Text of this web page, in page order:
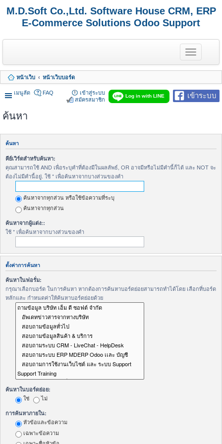
M.D.Soft Co.,Ltd. Software House CRM, ERP
E-Commerce Solutions Odoo Support
T
o
g
l
e
n
a
a
i
หน้าเว็บ หน้าเว็บบอร์ด
เมนูลัด เข้าระบบ
Log in with LINE
FAQ
เข้าสู่ระบบ
สมัครสมาชิก
ค้นหา
ค้นหา
คีย์เวิร์ดสำหรับค้นหา:
คุณสามารถใช้ AND เพื่อระบุคำที่ต้องมีในผลลัพธ์, OR อาจมีหรือไม่มีคำนี้ก็ได้ และ NOT จะ
ต้องไม่มีคำนี้อยู่. ใช้ * เพื่อค้นหาจากบางส่วนของคำ
ค้นหาจากทุกส่วน หรือใช้ข้อความที่ระบุ
ค้นหาจากทุกส่วน
ค้นหาจากผู้แต่ง::
ใช้ * เพื่อค้นหาจากบางส่วนของคำ
ตั้งค่าการค้นหา
ค้นหาในฟอรั่ม:
กรุณาเลือกบอร์ด ในการค้นหา หากต้องการค้นหาบอร์ดย่อยสามารถทำได้โดย เลือกที่บอร์ด
หลักและ กำหนดค่าให้ค้นหาบอร์ดย่อยด้วย
ค้นหาในบอร์ดย่อย:
ใช่ ไม่
การค้นหาภายใน:
หัวข้อและข้อความ
เฉพาะข้อความ